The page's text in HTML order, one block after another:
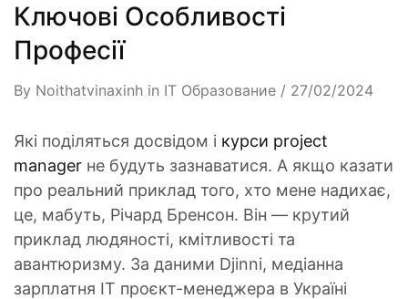
Ключові Особливості
Професії
By Noithatvinaxinh in IT Образование 27/02/2024
Які поділяться досвідом і курси project
manager не будуть зазнаватися. А якщо казати
про реальний приклад того, хто мене надихає,
це, мабуть, Річард Бренсон. Він — крутий
приклад людяності, кмітливості та
авантюризму. За даними Djinni, медіанна
зарплатня IT проєкт-менеджера в Україні